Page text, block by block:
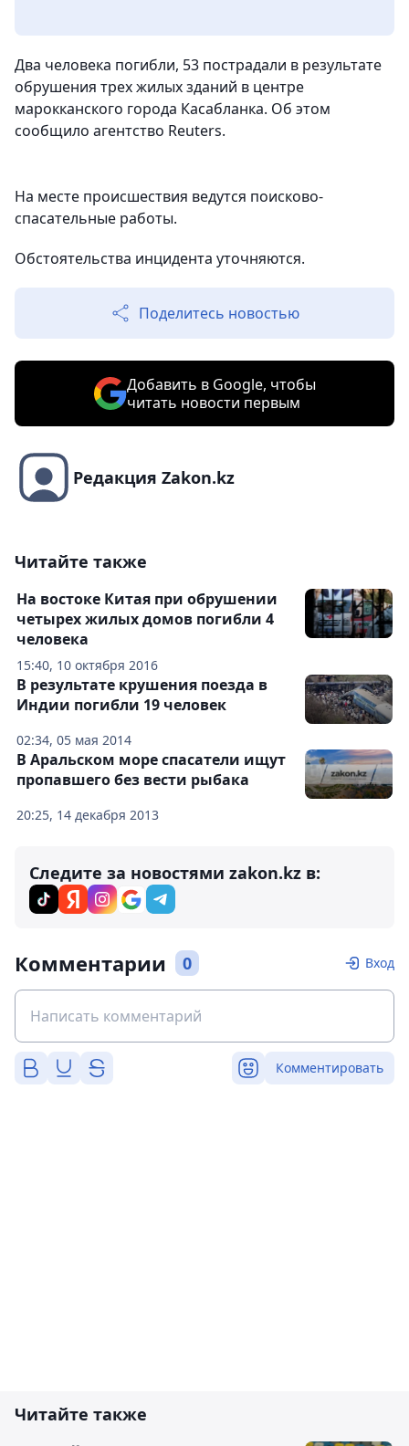
Два человека погибли, 53 пострадали в результате
обрушения трех жилых зданий в центре
марокканского города Касабланка. Об этом
сообщило агентство Reuters.
На месте происшествия ведутся поисково-
спасательные работы.
Обстоятельства инцидента уточняются.
Поделитесь новостью
Добавить в Google, чтобы
читать новости первым
Редакция Zakon.kz
Читайте также
15:40, 10 октября 2016
На востоке Китая при обрушении
четырех жилых домов погибли 4
человека
02:34, 05 мая 2014
В результате крушения поезда в
Индии погибли 19 человек
20:25, 14 декабря 2013
В Аральском море спасатели ищут
пропавшего без вести рыбака
Следите за новостями zakon.kz в:
Комментарии 0 Вход
Комментировать
Читайте также